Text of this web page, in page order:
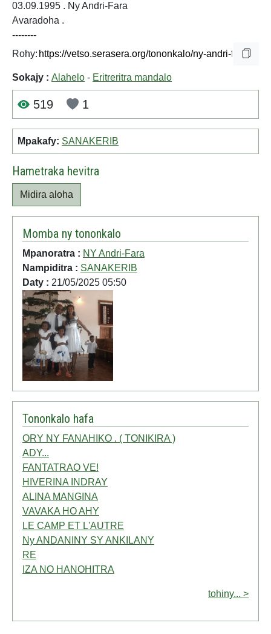
03.09.1995 . Ny Andri-Fara
Avaradoha .
--------
Rohy:
Sokajy : Alahelo - Eritreritra mandalo
519 1
Mpakafy: SANAKERIB
Hametraka hevitra
Midira aloha
Momba ny tononkalo
Mpanoratra : NY Andri-Fara
Nampiditra : SANAKERIB
Daty : 21/05/2025 05:50
Tononkalo hafa
ORY NY FANAHIKO . ( TONIKIRA )
ADY...
FANTATRAO VE!
HIVERINA INDRAY
ALINA MANGINA
VAVAKA HO AHY
LE CAMP ET L'AUTRE
Ny ANDANINY SY ANKILANY
RE
IZA NO HANOHITRA
tohiny... >